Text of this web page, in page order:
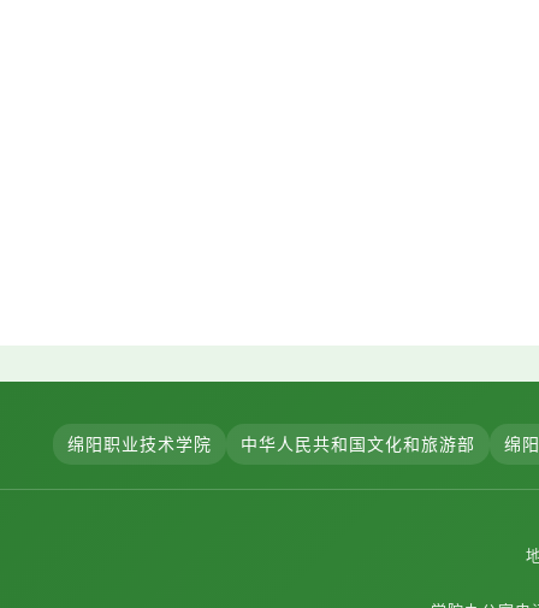
绵阳职业技术学院 中华人民共和国文化和旅游部 绵